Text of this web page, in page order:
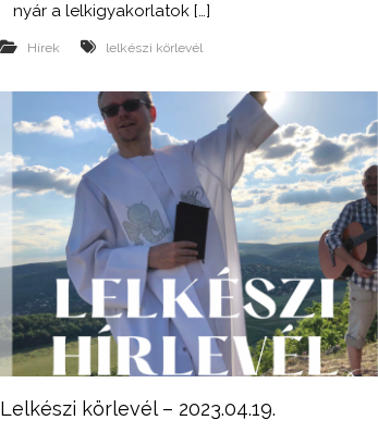
nyár a lelkigyakorlatok […]
Hírek lelkészi körlevél
Lelkészi körlevél – 2023.04.19.